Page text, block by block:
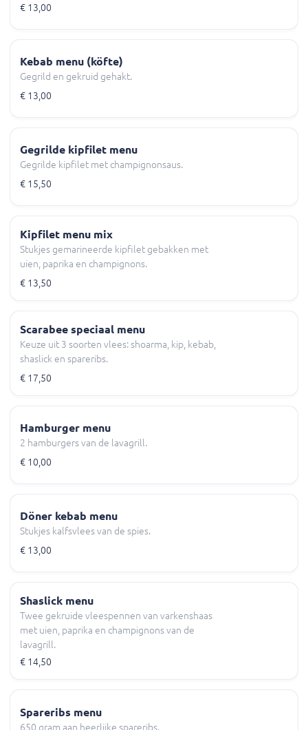
€ 13,00
Kebab menu (köfte)
Gegrild en gekruid gehakt.
€ 13,00
Gegrilde kipfilet menu
Gegrilde kipfilet met champignonsaus.
€ 15,50
Kipfilet menu mix
Stukjes gemarineerde kipfilet gebakken met
uien, paprika en champignons.
€ 13,50
Scarabee speciaal menu
Keuze uit 3 soorten vlees: shoarma, kip, kebab,
shaslick en spareribs.
€ 17,50
Hamburger menu
2 hamburgers van de lavagrill.
€ 10,00
Döner kebab menu
Stukjes kalfsvlees van de spies.
€ 13,00
Shaslick menu
Twee gekruide vleespennen van varkenshaas
met uien, paprika en champignons van de
lavagrill.
€ 14,50
Spareribs menu
650 gram aan heerlijke spareribs.